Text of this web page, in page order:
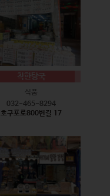
착한탕국
식품
032-465-8294
호구포로800번길 17